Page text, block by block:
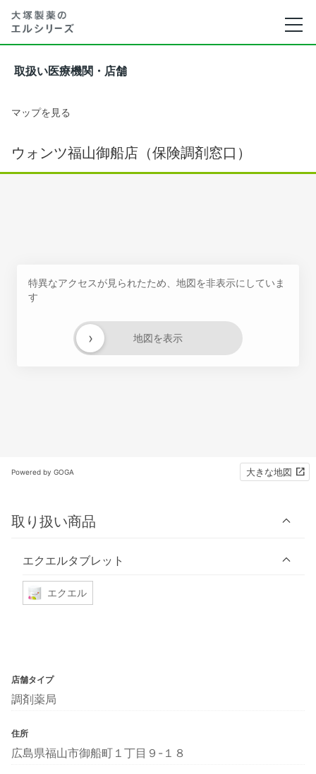
取扱い医療機関・店舗
マップを見る
ウォンツ福山御船店（保険調剤窓口）
特異なアクセスが見られたため、地図を非表示にしていま
す
地図を表示
›
Powered by GOGA 大きな地図
取り扱い商品
エクエルタブレット
エクエル
店舗タイプ
調剤薬局
住所
広島県福山市御船町１丁目９-１８